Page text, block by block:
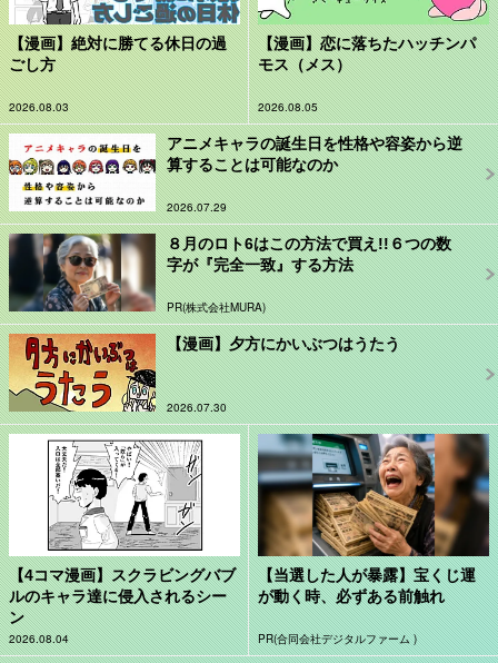
【漫画】絶対に勝てる休日の過
ごし方
2026.08.03
【漫画】恋に落ちたハッチンパ
モス（メス）
2026.08.05
アニメキャラの誕生日を性格や容姿から逆
算することは可能なのか
2026.07.29
８月のロト6はこの方法で買え!!６つの数
字が『完全一致』する方法
PR(株式会社MURA)
【漫画】夕方にかいぶつはうたう
2026.07.30
【4コマ漫画】スクラビングバブ
ルのキャラ達に侵入されるシー
ン
2026.08.04
【当選した人が暴露】宝くじ運
が動く時、必ずある前触れ
PR(合同会社デジタルファーム )